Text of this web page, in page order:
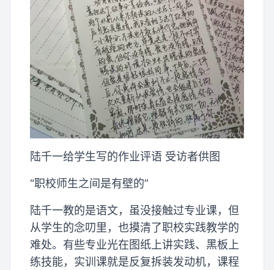
陆千一给学生写的作业评语 受访者供图
“职校师生之间是有壁的”
陆千一教的是语文，虽没接触过专业课，但
从学生的念叨里，也摸清了职校实践教学的
难处。有些专业光在图纸上讲实践、黑板上
练技能，实训课就是反复拆装发动机，课程